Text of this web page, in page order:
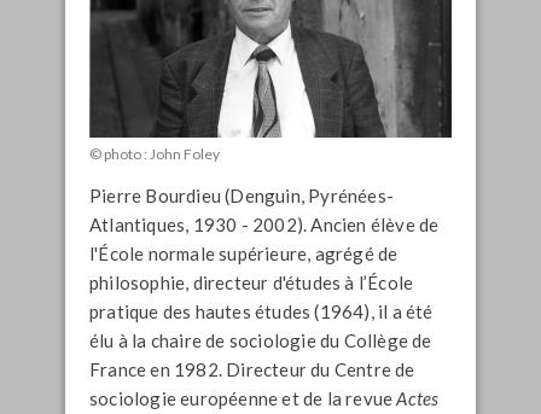
© photo : John Foley
Pierre Bourdieu (Denguin, Pyrénées-
Atlantiques, 1930 - 2002). Ancien élève de
l'École normale supérieure, agrégé de
philosophie, directeur d'études à l’École
pratique des hautes études (1964), il a été
élu à la chaire de sociologie du Collège de
France en 1982. Directeur du Centre de
sociologie européenne et de la revueActes